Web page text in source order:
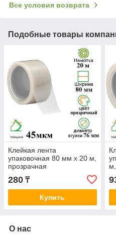
Все условия возврата
Подобные товары
Клейкая лента
упаковочная 80 мм х 20 м,
прозрачная
280 ₸
Купить
О нас